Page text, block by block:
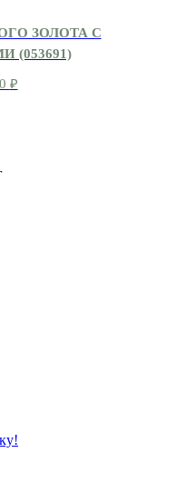
ЗОЛОТА С
(053691)
₽